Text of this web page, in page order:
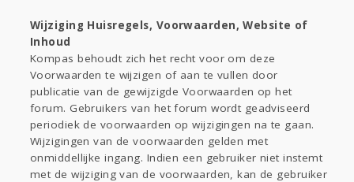
Wijziging Huisregels, Voorwaarden, Website of
Inhoud
Kompas behoudt zich het recht voor om deze
Voorwaarden te wijzigen of aan te vullen door
publicatie van de gewijzigde Voorwaarden op het
forum. Gebruikers van het forum wordt geadviseerd
periodiek de voorwaarden op wijzigingen na te gaan.
Wijzigingen van de voorwaarden gelden met
onmiddellijke ingang. Indien een gebruiker niet instemt
met de wijziging van de voorwaarden, kan de gebruiker